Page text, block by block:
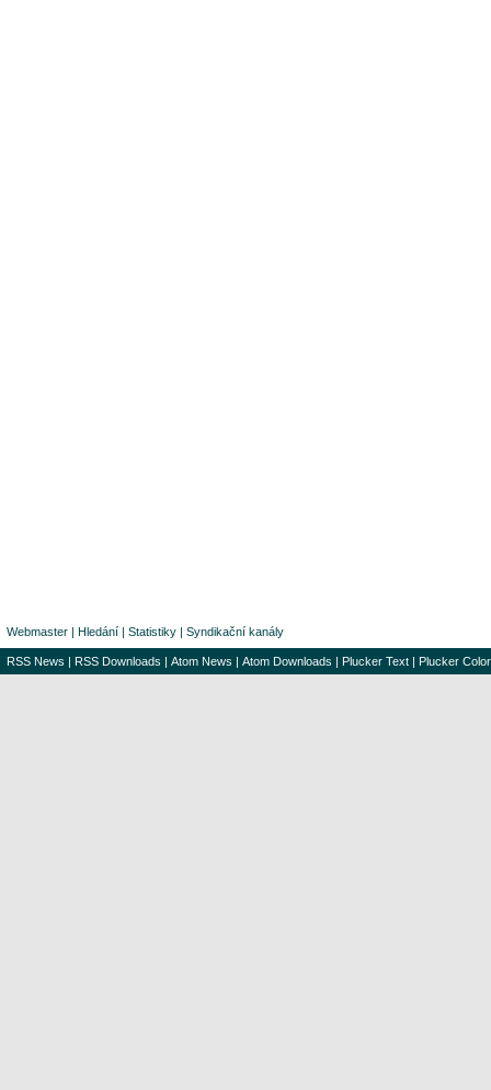
Webmaster | Hledání | Statistiky | Syndikační kanály
RSS News | RSS Downloads | Atom News | Atom Downloads | Plucker Text | Plucker Color